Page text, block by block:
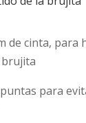
de cinta, para
brujita
para